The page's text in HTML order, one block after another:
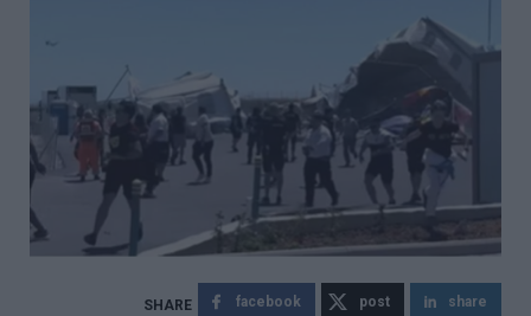
facebook post share